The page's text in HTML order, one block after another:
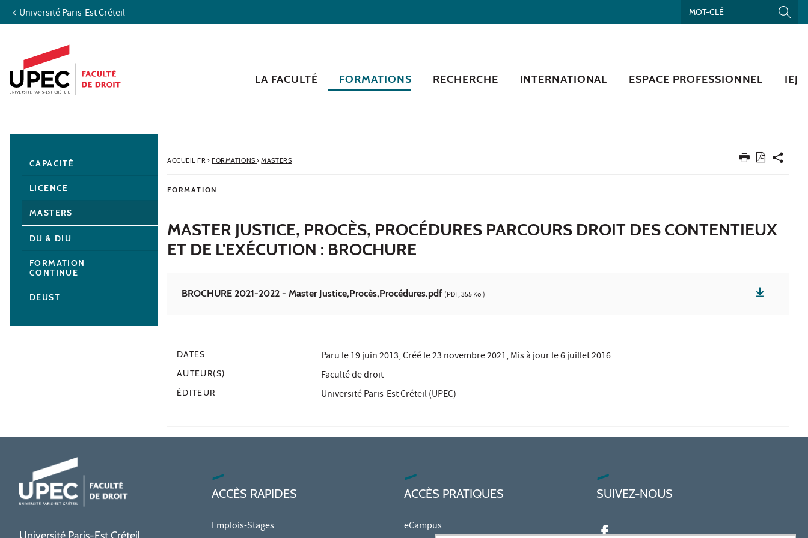
Aller au contenu
Accès directs
Recherche
Navigation secondaire
Université Paris-Est Créteil
LA FACULTÉ FORMATIONS RECHERCHE INTERNATIONAL ESPACE PROFESSIONNEL IEJ
ACCUEIL FR› FORMATIONS› MASTERS
FORMATION
MASTER JUSTICE, PROCÈS, PROCÉDURES PARCOURS DROIT DES CONTENTIEUX
ET DE L'EXÉCUTION : BROCHURE
BROCHURE 2021-2022 - Master Justice,Procès,Procédures.pdf (PDF, 355 Ko )
DATES Paru le19 juin 2013, Créé le23 novembre 2021, Mis à jour le6 juillet 2016
AUTEUR(S) Faculté de droit
ÉDITEUR Université Paris-Est Créteil (UPEC)
CAPACITÉ
LICENCE
MASTERS
DU & DIU
FORMATION
CONTINUE
DEUST
ACCÈS RAPIDES
Emplois-Stages
ACCÈS PRATIQUES
eCampus
SUIVEZ-NOUS